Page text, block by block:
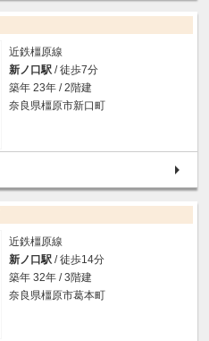
近鉄橿原線
新ノ口駅 / 徒歩7分
築年 23年 / 2階建
奈良県橿原市新口町
近鉄橿原線
新ノ口駅 / 徒歩14分
築年 32年 / 3階建
奈良県橿原市葛本町